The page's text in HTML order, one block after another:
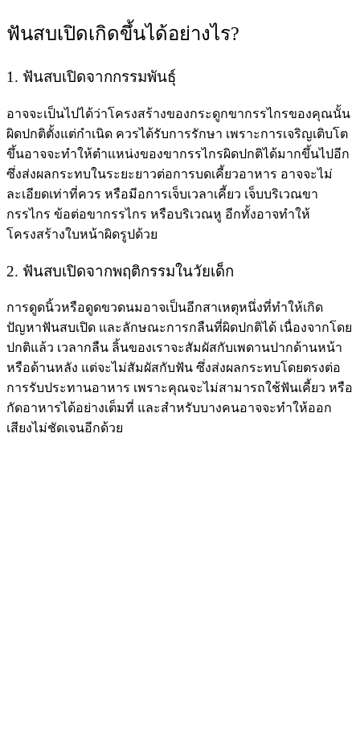
ฟันสบเปิดเกิดขึ้นได้อย่างไร?
1. ฟันสบเปิดจากกรรมพันธุ์
อาจจะเป็นไปได้ว่าโครงสร้างของกระดูกขากรรไกรของคุณนั้น
ผิดปกติตั้งแต่กำเนิด ควรได้รับการรักษา เพราะการเจริญเติบโต
ขึ้นอาจจะทำให้ตำแหน่งของขากรรไกรผิดปกติได้มากขึ้นไปอีก
ซึ่งส่งผลกระทบในระยะยาวต่อการบดเคี้ยวอาหาร อาจจะไม่
ละเอียดเท่าที่ควร หรือมีอการเจ็บเวลาเคี้ยว เจ็บบริเวณขา
กรรไกร ข้อต่อขากรรไกร หรือบริเวณหู อีกทั้งอาจทำให้
โครงสร้างใบหน้าผิดรูปด้วย
2. ฟันสบเปิดจากพฤติกรรมในวัยเด็ก
การดูดนิ้วหรือดูดขวดนมอาจเป็นอีกสาเหตุหนึ่งที่ทำให้เกิด
ปัญหาฟันสบเปิด และลักษณะการกลืนที่ผิดปกติได้ เนื่องจากโดย
ปกติแล้ว เวลากลืน ลิ้นของเราจะสัมผัสกับเพดานปากด้านหน้า
หรือด้านหลัง แต่จะไม่สัมผัสกับฟัน ซึ่งส่งผลกระทบโดยตรงต่อ
การรับประทานอาหาร เพราะคุณจะไม่สามารถใช้ฟันเคี้ยว หรือ
กัดอาหารได้อย่างเต็มที่ และสำหรับบางคนอาจจะทำให้ออก
เสียงไม่ชัดเจนอีกด้วย